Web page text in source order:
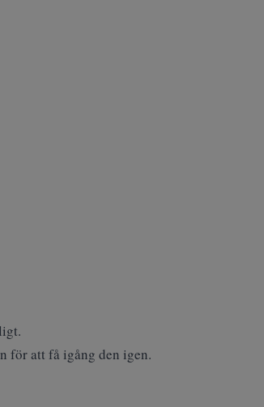
för att få igång den igen.